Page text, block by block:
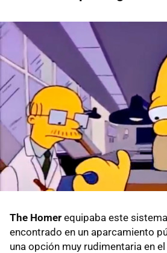
The Homer equipaba este
encontrado en un aparcamiento
una opción muy rudimentaria en